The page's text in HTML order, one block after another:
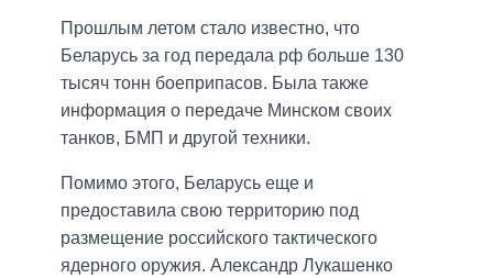
Прошлым летом стало известно, что
Беларусь за год передала рф больше 130
тысяч тонн боеприпасов. Была также
информация о передаче Минском своих
танков, БМП и другой техники.
Помимо этого, Беларусь еще и
предоставила свою территорию под
размещение российского тактического
ядерного оружия. Александр Лукашенко